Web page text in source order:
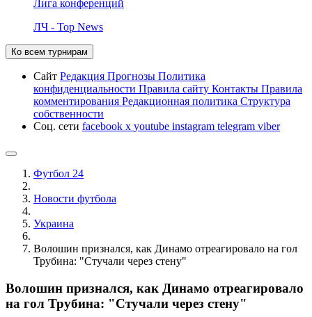
Лига конференций
ЛЧ - Top News
Ко всем турнирам
Сайт Редакция Прогнозы Политика
конфиденциальности Правила сайту Контакты Правила
комментирования Редакционная политика Структура
собственности
Соц. сети facebook x youtube instagram telegram viber
Футбол 24
Новости футбола
Украина
Волошин признался, как Динамо отреагировало на гол
Трубина: "Стучали через стену"
Волошин признался, как Динамо отреагировало
на гол Трубина: "Стучали через стену"